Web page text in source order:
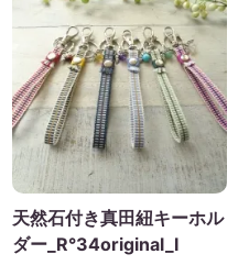
天然石付き真田紐キーホル
ダー_R°34original_I